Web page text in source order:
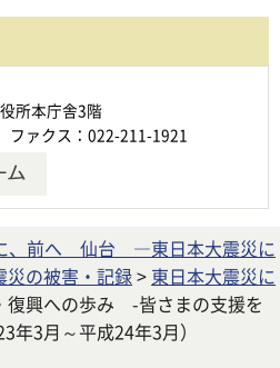
所本庁舎3階
ファクス：022-211-1921
、前へ 仙台 ―東日本大震災に
災の被害・記録> 東日本大震災に
復興への歩み -皆さまの支援を
年3月～平成24年3月）